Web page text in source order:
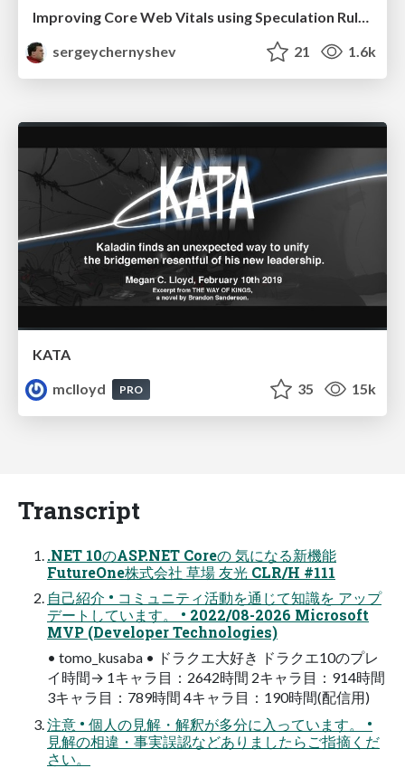
Improving Core Web Vitals using Speculation Rules API
sergeychernyshev
21 1.6k
KATA
mclloyd
PRO 35 15k
Transcript
.NET 10のASP.NET Coreの 気になる新機能
FutureOne株式会社 草場 友光 CLR/H #111
自己紹介 • コミュニティ活動を通じて知識を アップ
デートしています。 • 2022/08-2026 Microsoft
MVP (Developer Technologies)
• tomo_kusaba • ドラクエ大好き ドラクエ10のプレ
イ時間→ 1キャラ目：2642時間 2キャラ目：914時間
3キャラ目：789時間 4キャラ目：190時間(配信用)
注意 • 個人の見解・解釈が多分に入っています。 •
見解の相違・事実誤認などありましたらご指摘くだ
さい。